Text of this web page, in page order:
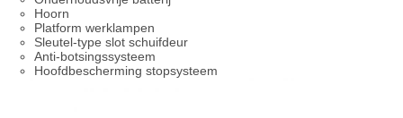
Hoorn
Platform werklampen
Sleutel-type slot schuifdeur
Anti-botsingssysteem
Hoofdbescherming stopsysteem